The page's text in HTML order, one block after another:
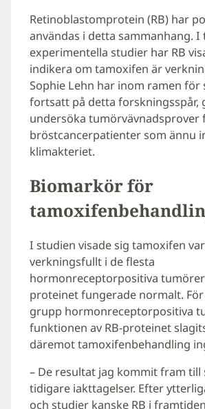
Retinoblastomprotein (RB) har
användas i detta sammanhang. I
experimentella studier har RB
indikera om tamoxifen är
Sophie Lehn har inom ramen för
fortsatt på detta forskningsspår,
undersöka tumörvävnadsprover
bröstcancerpatienter som ännu
klimakteriet.
Biomarkör för
I studien visade sig tamoxifen
verkningsfullt i de flesta
hormonreceptorpositiva tumörer
proteinet fungerade normalt.
grupp hormonreceptorpositiva
funktionen av RB-proteinet
däremot tamoxifenbehandling
– De resultat jag kommit fram till
tidigare iakttagelser. Efter
och studier kanske RB i